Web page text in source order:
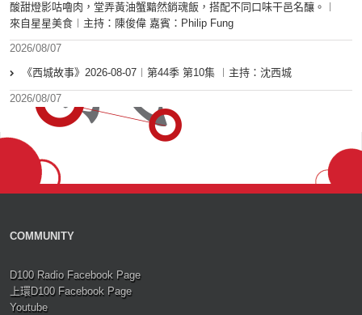
酸甜燈影咕嚕肉，堂弄黃油蟹黯然銷魂飯，搭配不同口味干邑名釀。︱
來自星星美食︱主持：陳俊偉 嘉賓：Philip Fung
2026/08/07
《西城故事》2026-08-07︱第44季 第10集 ︱主持：沈西城
2026/08/07
COMMUNITY
D100 Radio Facebook Page
上環D100 Facebook Page
Youtube